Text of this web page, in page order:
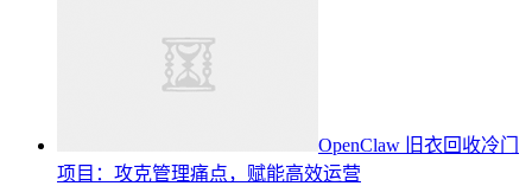
OpenClaw 旧衣回收冷门
项目：攻克管理痛点，赋能高效运营